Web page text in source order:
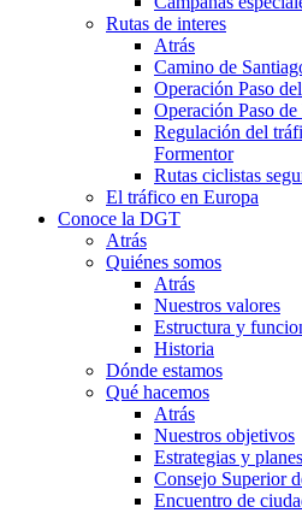
Rutas de interes
Atrás
Camino de
Operación Paso
Operación Paso
Regulación del
Formentor
Rutas ciclistas
El tráfico en Europa
Conoce la DGT
Atrás
Quiénes somos
Atrás
Nuestros valores
Estructura y
Historia
Dónde estamos
Qué hacemos
Atrás
Nuestros objetivos
Estrategias y planes
Consejo Superior
Encuentro de